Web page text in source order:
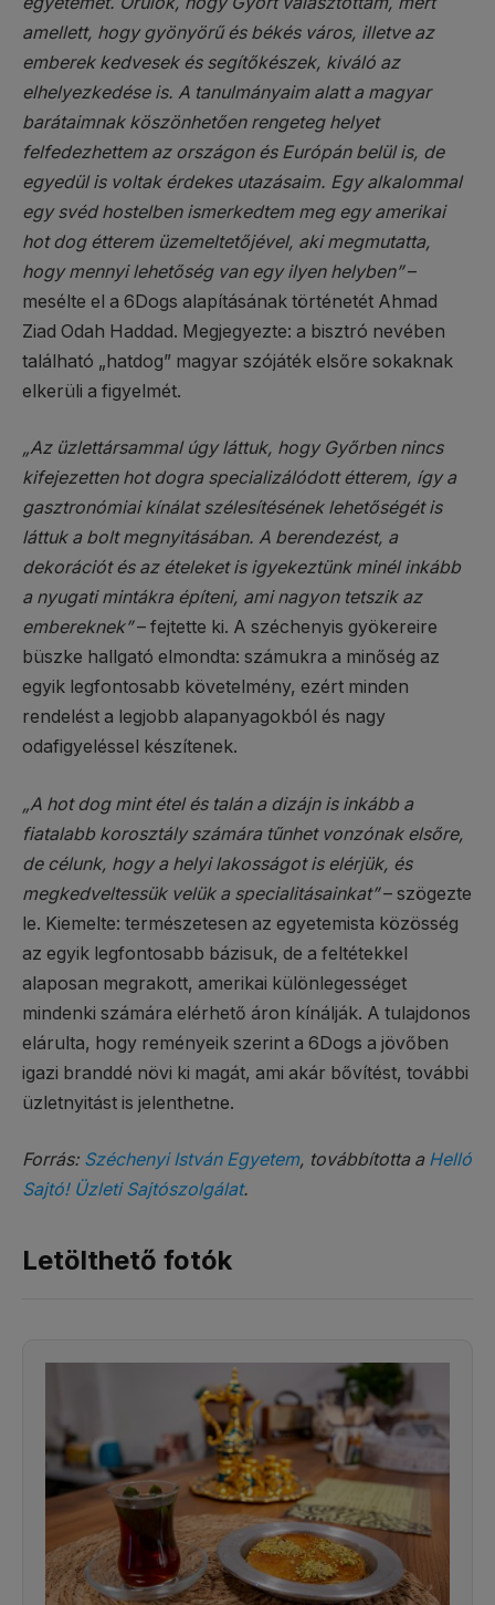
amellett, hogy gyönyörű és békés város, illetve az
emberek kedvesek és segítőkészek, kiváló az
elhelyezkedése is. A tanulmányaim alatt a magyar
barátaimnak köszönhetően rengeteg helyet
felfedezhettem az országon és Európán belül is, de
egyedül is voltak érdekes utazásaim. Egy alkalommal
egy svéd hostelben ismerkedtem meg egy amerikai
hot dog étterem üzemeltetőjével, aki megmutatta,
hogy mennyi lehetőség van egy ilyen helyben”–
mesélte el a 6Dogs alapításának történetét Ahmad
Ziad Odah Haddad. Megjegyezte: a bisztró nevében
található „hatdog” magyar szójáték elsőre sokaknak
elkerüli a figyelmét.
„Az üzlettársammal úgy láttuk, hogy Győrben nincs
kifejezetten hot dogra specializálódott étterem, így a
gasztronómiai kínálat szélesítésének lehetőségét is
láttuk a bolt megnyitásában. A berendezést, a
dekorációt és az ételeket is igyekeztünk minél inkább
a nyugati mintákra építeni, ami nagyon tetszik az
embereknek”– fejtette ki. A széchenyis gyökereire
büszke hallgató elmondta: számukra a minőség az
egyik legfontosabb követelmény, ezért minden
rendelést a legjobb alapanyagokból és nagy
odafigyeléssel készítenek.
„A hot dog mint étel és talán a dizájn is inkább a
fiatalabb korosztály számára tűnhet vonzónak elsőre,
de célunk, hogy a helyi lakosságot is elérjük, és
megkedveltessük velük a specialitásainkat”– szögezte
le. Kiemelte: természetesen az egyetemista közösség
az egyik legfontosabb bázisuk, de a feltétekkel
alaposan megrakott, amerikai különlegességet
mindenki számára elérhető áron kínálják. A tulajdonos
elárulta, hogy reményeik szerint a 6Dogs a jövőben
igazi branddé növi ki magát, ami akár bővítést, további
üzletnyitást is jelenthetne.
Forrás: Széchenyi István Egyetem, továbbította a Helló
Sajtó! Üzleti Sajtószolgálat.
Letölthető fotók